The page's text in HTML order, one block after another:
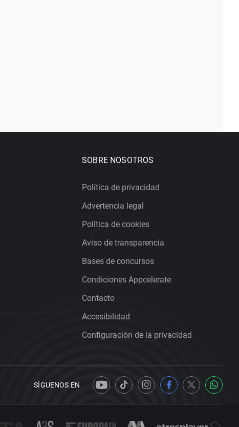
SOBRE NOSOTROS
Política de privacidad
Advertencia legal
Política de cookies
Aviso de transparencia
Bases de concursos
Condiciones Appcelerate
Contacto
Accesibilidad
Configuración de la privacidad
SÍGUENOS EN